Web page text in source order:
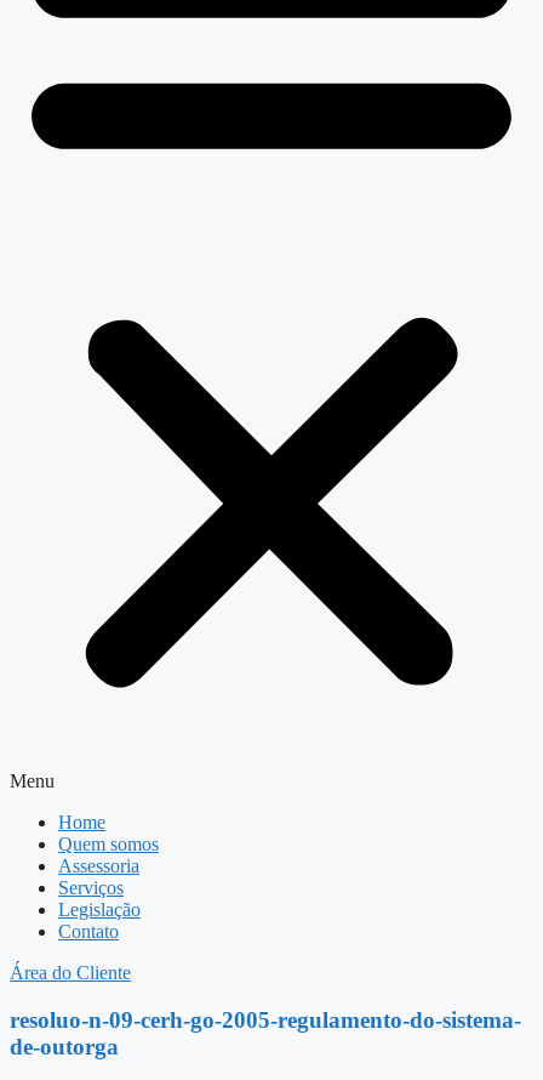
Menu
Home
Quem somos
Assessoria
Serviços
Legislação
Contato
Área do Cliente
resoluo-n-09-cerh-go-2005-regulamento-do-sistema-
de-outorga